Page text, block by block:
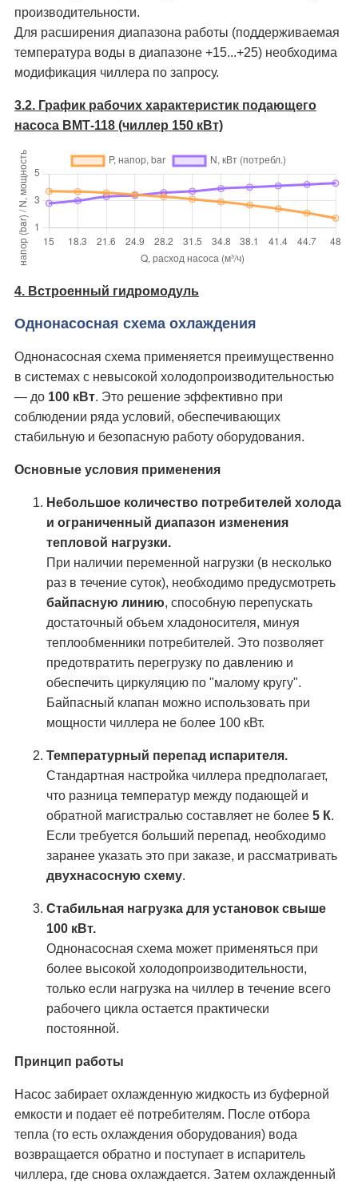
производительности.
Для расширения диапазона работы (поддерживаемая
температура воды в диапазоне +15...+25) необходима
модификация чиллера по запросу.
3.2. График рабочих характеристик подающего
насоса ВМТ-118 (чиллер 150 кВт)
4. Встроенный гидромодуль
Однонасосная схема охлаждения
Однонасосная схема применяется преимущественно
в системах с невысокой холодопроизводительностью
— до 100 кВт. Это решение эффективно при
соблюдении ряда условий, обеспечивающих
стабильную и безопасную работу оборудования.
Основные условия применения
Небольшое количество потребителей холода
и ограниченный диапазон изменения
тепловой нагрузки.
При наличии переменной нагрузки (в несколько
раз в течение суток), необходимо предусмотреть
байпасную линию, способную перепускать
достаточный объем хладоносителя, минуя
теплообменники потребителей. Это позволяет
предотвратить перегрузку по давлению и
обеспечить циркуляцию по "малому кругу".
Байпасный клапан можно использовать при
мощности чиллера не более 100 кВт.
Температурный перепад испарителя.
Стандартная настройка чиллера предполагает,
что разница температур между подающей и
обратной магистралью составляет не более 5 К.
Если требуется больший перепад, необходимо
заранее указать это при заказе, и рассматривать
двухнасосную схему.
Стабильная нагрузка для установок свыше
100 кВт.
Однонасосная схема может применяться при
более высокой холодопроизводительности,
только если нагрузка на чиллер в течение всего
рабочего цикла остается практически
постоянной.
Принцип работы
Насос забирает охлажденную жидкость из буферной
емкости и подает её потребителям. После отбора
тепла (то есть охлаждения оборудования) вода
возвращается обратно и поступает в испаритель
чиллера, где снова охлаждается. Затем охлажденный